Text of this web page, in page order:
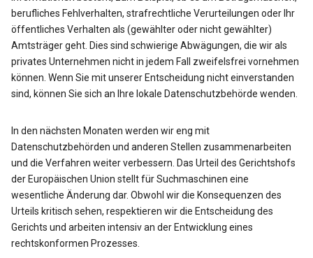
berufliches Fehlverhalten, strafrechtliche Verurteilungen oder Ihr
öffentliches Verhalten als (gewählter oder nicht gewählter)
Amtsträger geht. Dies sind schwierige Abwägungen, die wir als
privates Unternehmen nicht in jedem Fall zweifelsfrei vornehmen
können. Wenn Sie mit unserer Entscheidung nicht einverstanden
sind, können Sie sich an Ihre lokale Datenschutzbehörde wenden.
In den nächsten Monaten werden wir eng mit
Datenschutzbehörden und anderen Stellen zusammenarbeiten
und die Verfahren weiter verbessern. Das Urteil des Gerichtshofs
der Europäischen Union stellt für Suchmaschinen eine
wesentliche Änderung dar. Obwohl wir die Konsequenzen des
Urteils kritisch sehen, respektieren wir die Entscheidung des
Gerichts und arbeiten intensiv an der Entwicklung eines
rechtskonformen Prozesses.